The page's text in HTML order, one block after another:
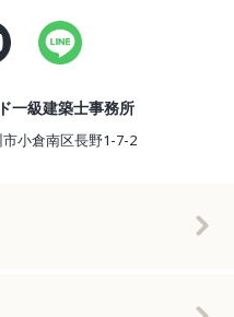
一級建築士事務所
小倉南区長野1-7-2